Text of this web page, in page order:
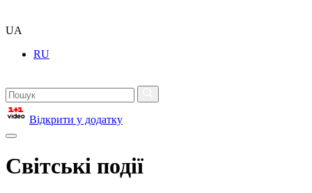
UA
RU
Відкрити у додатку
Світські події